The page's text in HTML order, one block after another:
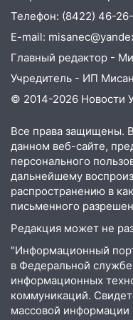
легковой
09:39 В
наркодилеров,
09:25 Вынесли
избившим
08:27
один из шести
в России
07:02 Жара
погода в
06:10
Двое
летнюю
06:00 Мертвеца
мешок и
05:30
Телефон: (8422) 46-
E-mail:
Главный редактор -
Учредитель - ИП
© 2014-2026 Новости
Все права защищены.
данном веб-сайте,
персонального
дальнейшему
распространению в
письменного
Редакция может не
"Информационный
в Федеральной
информационных
коммуникаций.
массовой